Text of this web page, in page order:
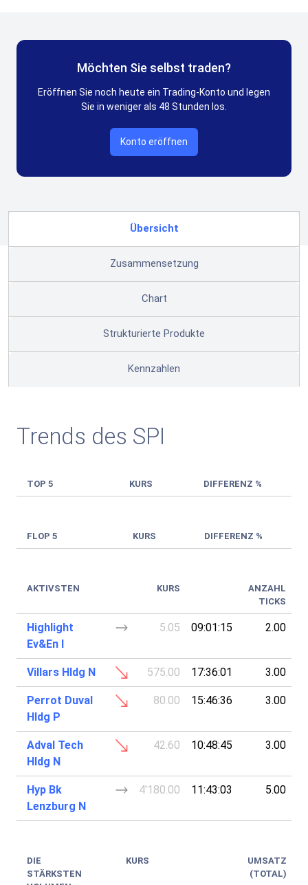
Möchten Sie selbst traden?
Eröffnen Sie noch heute ein Trading-Konto und legen
Sie in weniger als 48 Stunden los.
Konto eröffnen
Übersicht
Zusammensetzung
Chart
Strukturierte Produkte
Kennzahlen
Trends des SPI
TOP 5 KURS DIFFERENZ %
FLOP 5 KURS DIFFERENZ %
AKTIVSTEN KURS
ANZAHL
TICKS
Highlight
Ev&En I
5.05 09:01:15 2.00
Villars Hldg N 575.00 17:36:01 3.00
Perrot Duval
Hldg P
80.00 15:46:36 3.00
Adval Tech
Hldg N
42.60 10:48:45 3.00
Hyp Bk
Lenzburg N
4'180.00 11:43:03 5.00
DIE
STÄRKSTEN
KURS
UMSATZ
(TOTAL)